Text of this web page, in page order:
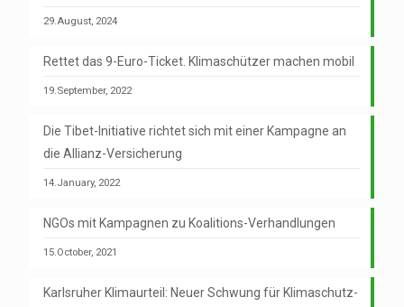
29.August, 2024
Rettet das 9-Euro-Ticket. Klimaschützer machen mobil
19.September, 2022
Die Tibet-Initiative richtet sich mit einer Kampagne an
die Allianz-Versicherung
14.January, 2022
NGOs mit Kampagnen zu Koalitions-Verhandlungen
15.October, 2021
Karlsruher Klimaurteil: Neuer Schwung für Klimaschutz-